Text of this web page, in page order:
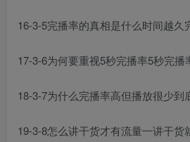
16-3-5完播率的真相是什么时间越久
17-3-6为何要重视5秒完播率5秒完
18-3-7为什么完播率高但播放很少到
19-3-8怎么讲干货才有流量一讲干货